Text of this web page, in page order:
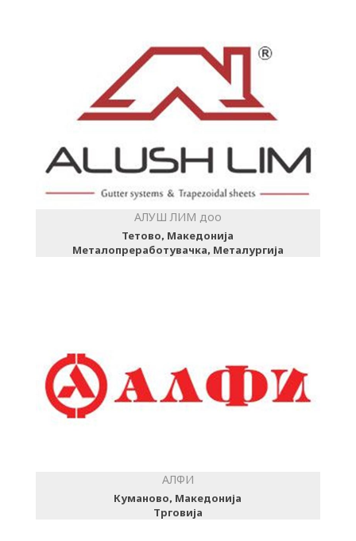
АЛУШ ЛИМ доо
Тетово, Македонија
Металопреработувачка, Металургија
АЛФИ
Куманово, Македонија
Трговија